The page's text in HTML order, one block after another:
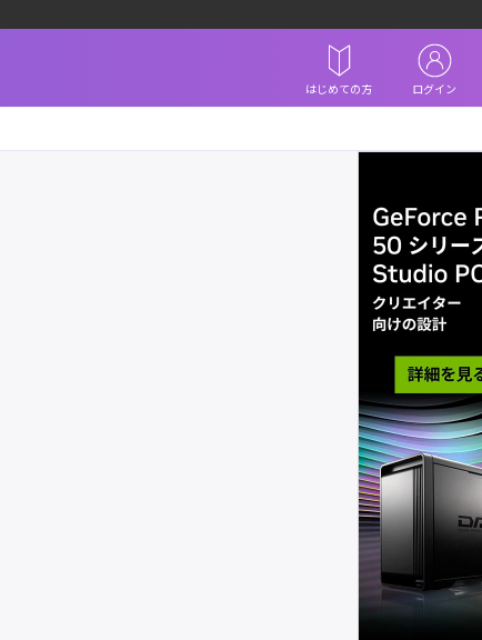
はじめての方 ログイン